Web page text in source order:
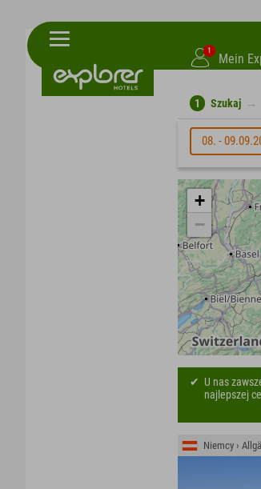
1
Mein
1 Szukaj →
08. -
+
−
U nas
najlepszej
Niemcy ›